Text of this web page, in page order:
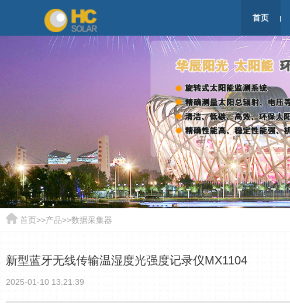
首页
首页>>产品>>数据采集器
新型蓝牙无线传输温湿度光强度记录仪MX1104
2025-01-10 13:21:39